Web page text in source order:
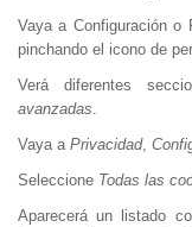
Vaya a Configuración o
pinchando el icono de
Verá diferentes
avanzadas.
Vaya a Privacidad,
Seleccione Todas las
Aparecerá un listado